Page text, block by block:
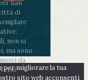
San
di
non si
ma sono
da
per migliorare la tua
sito web acconsenti